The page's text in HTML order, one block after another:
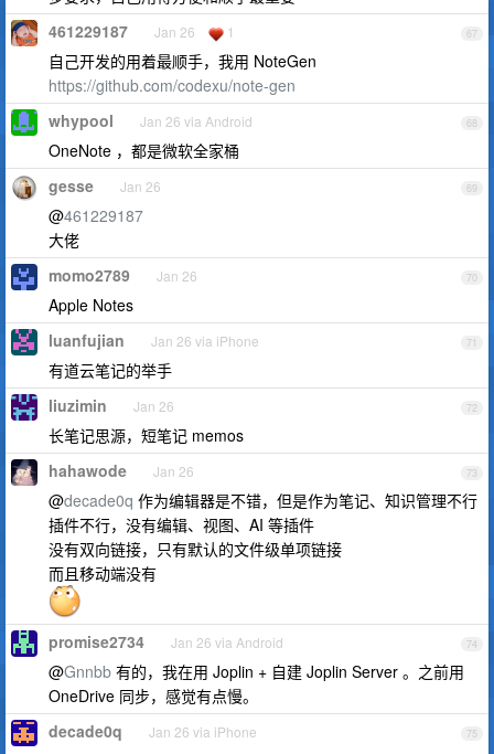
67
461229187 Jan 26 1
自己开发的用着最顺手，我用 NoteGen
https://github.com/codexu/note-gen
68
whypool Jan 26 via Android
OneNote ，都是微软全家桶
69
gesse Jan 26
@461229187
大佬
70
momo2789 Jan 26
Apple Notes
71
luanfujian Jan 26 via iPhone
有道云笔记的举手
72
liuzimin Jan 26
长笔记思源，短笔记 memos
73
hahawode Jan 26
@decade0q 作为编辑器是不错，但是作为笔记、知识管理不行
插件不行，没有编辑、视图、AI 等插件
没有双向链接，只有默认的文件级单项链接
而且移动端没有
74
promise2734 Jan 26 via Android
@Gnnbb 有的，我在用 Joplin + 自建 Joplin Server 。之前用
OneDrive 同步，感觉有点慢。
75
decade0q Jan 26 via iPhone